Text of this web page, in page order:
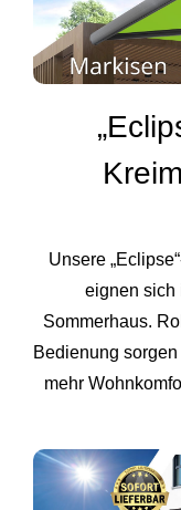
Unsere
eignen sich
Sommerhaus.
Bedienung
mehr